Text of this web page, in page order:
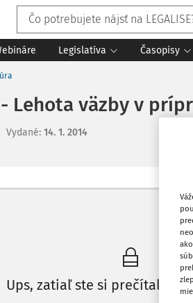
Legislatíva Časopisy
Lehota väzby v
Vydané: 14. 1. 2014
Ups, zatiaľ ste si prečítali len